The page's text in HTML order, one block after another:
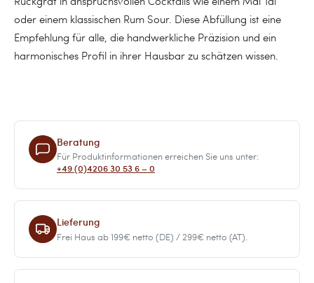
oder einem klassischen Rum Sour. Diese Abfüllung ist eine
Empfehlung für alle, die handwerkliche Präzision und ein
harmonisches Profil in ihrer Hausbar zu schätzen wissen.
Beratung
Für Produktinformationen erreichen Sie uns unter:
+49 (0)4206 30 53 6 – 0
Lieferung
Frei Haus ab 199€ netto (DE) / 299€ netto (AT).